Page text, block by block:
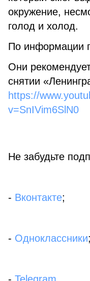
окружение,
голод и холод.
По информации
Они
снятии
https://
v=SnIVim6SlN0
Не забудьте
- Вконтакте;
- Одноклассники;